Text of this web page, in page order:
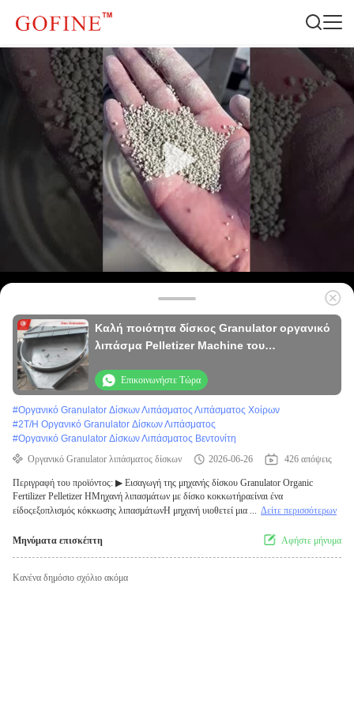
Καλή ποιότητα δίσκος Granulator οργανικό
λιπάσμα Pelletizer Machine του
Επικοινωνήστε Τώρα
#Οργανικό Granulator Δίσκων Λιπάσματος Λιπάσματος Χοίρων
#2T/H Οργανικό Granulator Δίσκων Λιπάσματος
#Οργανικό Granulator Δίσκων Λιπάσματος Βεντονίτη
Οργανικό Granulator λιπάσματος δίσκων
2026-06-26 426 απόψεις
Περιγραφή του προϊόντος: ▶ Εισαγωγή της μηχανής δίσκου Granulator Organic
Fertilizer Pelletizer ΗΜηχανή λιπασμάτων με δίσκο κοκκωτήραείναι ένα
είδοςεξοπλισμός κόκκωσης λιπασμάτωνΗ μηχανή υιοθετεί μια ... Δείτε περισσότερων
Μηνύματα επισκέπτη Αφήστε μήνυμα
Κανένα δημόσιο σχόλιο ακόμα